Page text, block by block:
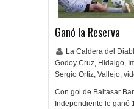
Ganó la Reserva
La Caldera del
Godoy Cruz, Hidalgo,
Sergio Ortiz, Vallejo,
Con gol de Baltasar
Independiente le ganó